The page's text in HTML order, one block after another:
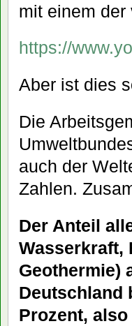
mit einem
https://
Aber ist dies
Die
auch der
Zahlen.
Der Anteil
Wasserkraft,
Geothermie)
Deutschland
Prozent,